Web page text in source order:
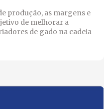
produção, as margens e
de melhorar a
de gado na cadeia